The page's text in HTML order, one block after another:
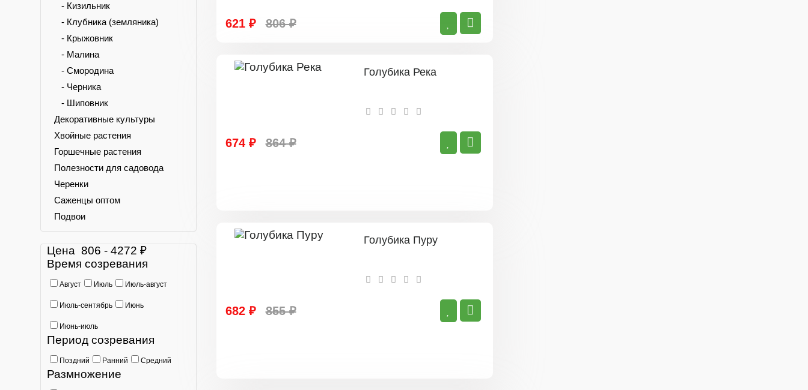
- Кизильник
- Клубника (земляника)
- Крыжовник
- Малина
- Смородина
- Черника
- Шиповник
Декоративные культуры
Хвойные растения
Горшечные растения
Полезности для садовода
Черенки
Саженцы оптом
Подвои
Цена 806 - 4272 ₽
Время созревания
Август Июль Июль-август
Июль-сентябрь Июнь
Июнь-июль
Период созревания
Поздний Ранний Средний
Размножение
621 ₽ 806 ₽
Голубика Река
674 ₽ 864 ₽
Голубика Пуру
682 ₽ 855 ₽